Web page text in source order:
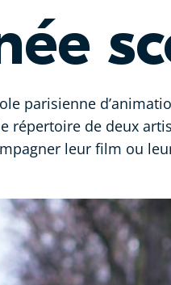
parisienne
répertoire de deux
leur film ou